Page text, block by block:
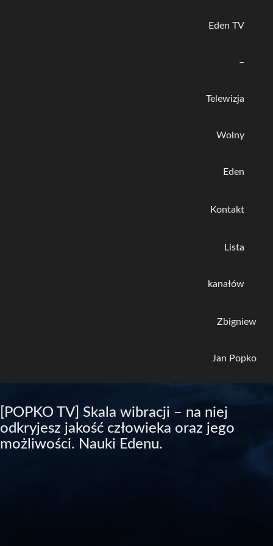
Eden TV
–
Telewizja
Wolny
Eden
Kontakt
Lista
kanałów
Zbigniew
Jan Popko
[POPKO TV] Skala wibracji – na niej
odkryjesz jakość człowieka oraz jego
możliwości. Nauki Edenu.